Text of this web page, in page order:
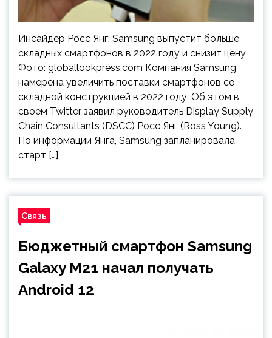
Инсайдер Росс Янг: Samsung выпустит больше
складных смартфонов в 2022 году и снизит цену
Фото: globallookpress.com Компания Samsung
намерена увеличить поставки смартфонов со
складной конструкцией в 2022 году. Об этом в
своем Twitter заявил руководитель Display Supply
Chain Consultants (DSCC) Росс Янг (Ross Young).
По информации Янга, Samsung запланировала
старт […]
Связь
Бюджетный смартфон Samsung
Galaxy M21 начал получать
Android 12